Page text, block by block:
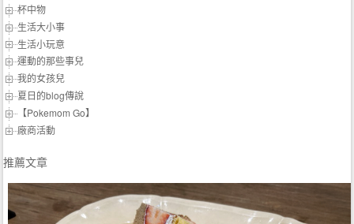
杯中物
生活大小事
生活小玩意
運動的那些事兒
我的女孩兒
夏日的blog傳說
【Pokemom Go】
廠商活動
推薦文章